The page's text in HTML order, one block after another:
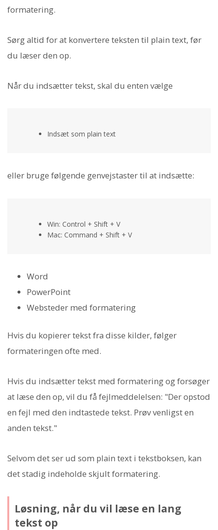
formatering.
Sørg altid for at konvertere teksten til plain text, før
du læser den op.
Når du indsætter tekst, skal du enten vælge
Indsæt som plain text
eller bruge følgende genvejstaster til at indsætte:
Win: Control + Shift + V
Mac: Command + Shift + V
Word
PowerPoint
Websteder med formatering
Hvis du kopierer tekst fra disse kilder, følger
formateringen ofte med.
Hvis du indsætter tekst med formatering og forsøger
at læse den op, vil du få fejlmeddelelsen: "Der opstod
en fejl med den indtastede tekst. Prøv venligst en
anden tekst."
Selvom det ser ud som plain text i tekstboksen, kan
det stadig indeholde skjult formatering.
Løsning, når du vil læse en lang
tekst op